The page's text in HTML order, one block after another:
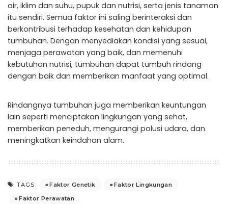
air, iklim dan suhu, pupuk dan nutrisi, serta jenis tanaman
itu sendiri. Semua faktor ini saling berinteraksi dan
berkontribusi terhadap kesehatan dan kehidupan
tumbuhan. Dengan menyediakan kondisi yang sesuai,
menjaga perawatan yang baik, dan memenuhi
kebutuhan nutrisi, tumbuhan dapat tumbuh rindang
dengan baik dan memberikan manfaat yang optimal.
Rindangnya tumbuhan juga memberikan keuntungan
lain seperti menciptakan lingkungan yang sehat,
memberikan peneduh, mengurangi polusi udara, dan
meningkatkan keindahan alam.
TAGS: Faktor Genetik
Faktor Lingkungan
Faktor Perawatan